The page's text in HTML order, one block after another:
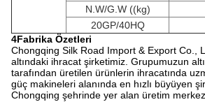
N.W/G.W ((kg)
20GP/40HQ
4Fabrika Özetleri
Chongqing Silk Road Import & Export Co.,
altındaki ihracat şirketimiz. Grupumuzun
tarafından üretilen ürünlerin ihracatında
güç makineleri alanında en hızlı büyüyen
Chongqing şehrinde yer alan üretim